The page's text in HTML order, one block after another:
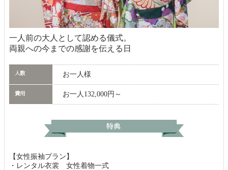
一人前の大人として認める儀式。
両親への今までの感謝を伝える日
お一人様
お一人132,000円～
【女性振袖プラン】
・レンタル衣裳 女性着物一式